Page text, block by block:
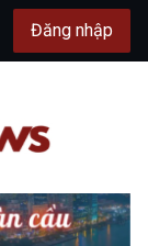
Đăng nhập